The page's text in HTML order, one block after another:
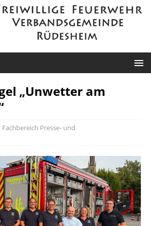
„Unwetter am
Fachbereich Presse- und